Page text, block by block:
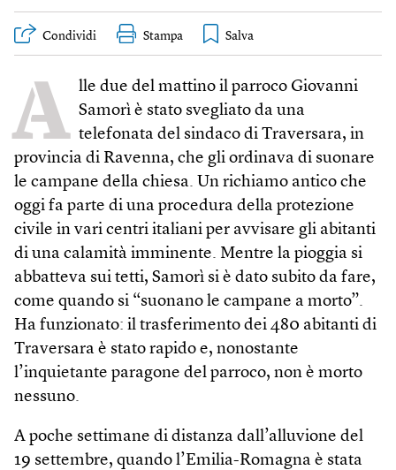
Condividi Stampa
A lle due del mattino il parroco Giovanni
Samorì è stato svegliato da una
telefonata del sindaco di Traversara, in
provincia di Ravenna, che gli ordinava di suonare
le campane della chiesa. Un richiamo antico che
oggi fa parte di una procedura della protezione
civile in vari centri italiani per avvisare gli abitanti
di una calamità imminente. Mentre la pioggia si
abbatteva sui tetti, Samorì si è dato subito da fare,
come quando si “suonano le campane a morto”.
Ha funzionato: il trasferimento dei 480 abitanti di
Traversara è stato rapido e, nonostante
l’inquietante paragone del parroco, non è morto
nessuno.
A poche settimane di distanza dall’alluvione del
19 settembre, quando l’Emilia-Romagna è stata